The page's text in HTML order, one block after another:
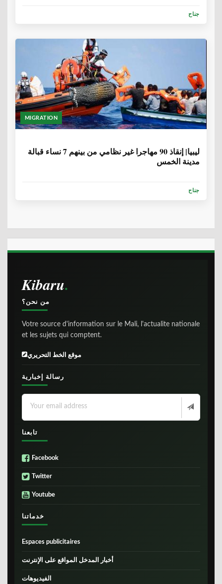
جناح
MIGRATION
ليبيا| إنقاذ 90 مهاجرا غير نظامي من بينهم 7 نساء قبالة
مدينة الخمس
جناح
Kibaru
من نحن؟
Votre source d'information sur le Mali, l'actualite nationale
et les sujets qui comptent.
موقع الخط التحريري
رسالة إخبارية
تابعنا
Facebook
Twitter
Youtube
خدماتنا
Espaces publicitaires
أخبار المدخل المواقع على الإنترنت
الفيديوهات